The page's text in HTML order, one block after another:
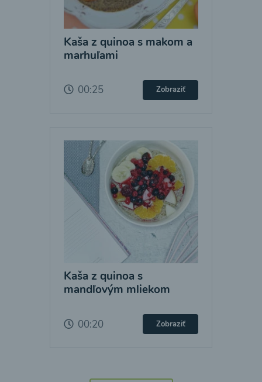
Kaša z quinoa s makom a
marhuľami
00:25 Zobraziť
Kaša z quinoa s
mandľovým mliekom
00:20 Zobraziť